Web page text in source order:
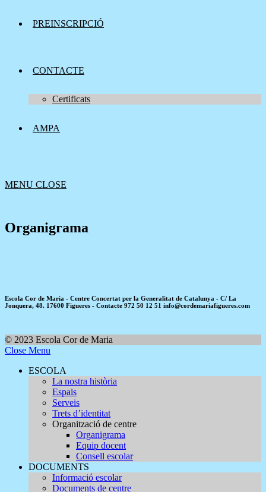
PREINSCRIPCIÓ
CONTACTE
Certificats
AMPA
MENU CLOSE
Organigrama
Escola Cor de Maria - Centre Concertat per la Generalitat de Catalunya - C/ La
Jonquera, 48. 17600 Figueres - Contacte 972 50 12 51 info@cordemariafigueres.com
© 2023 Escola Cor de Maria
Close Menu
ESCOLA
La nostra història
Espais
Serveis
Trets d’identitat
Organització de centre
Organigrama
Equip docent
Consell escolar
DOCUMENTS
Informació escolar
Documents de centre